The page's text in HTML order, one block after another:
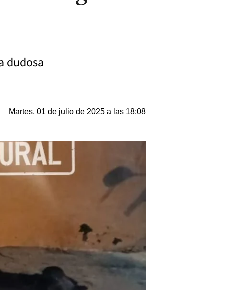
dudosa
Martes, 01 de julio de 2025 a las 18:08